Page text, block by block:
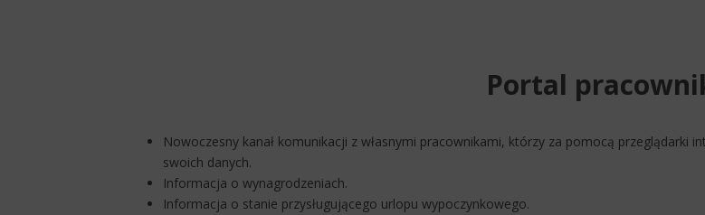
Portal
Nowoczesny kanał komunikacji z własnymi pracownikami, którzy za pomocą
swoich danych.
Informacja o wynagrodzeniach.
Informacja o stanie przysługującego urlopu wypoczynkowego.